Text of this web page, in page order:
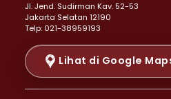
Properti Dijual di Senen >
Properti Dijual di Tanah Abang >
Properti Dijual di Cikini >
Properti Dijual di Kramat >
Properti Dijual di Pasar Baru >
Properti Dijual di Bendungan Hilir
JI. Jend. Sudirman Kav. 52-53
Jakarta Selatan 12190
Telp: 021-38959193
Lihat di Google